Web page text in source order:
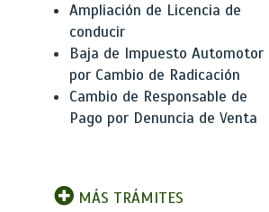
Ampliación de Licencia de
conducir
Baja de Impuesto Automotor
por Cambio de Radicación
Cambio de Responsable de
Pago por Denuncia de Venta
MÁS TRÁMITES